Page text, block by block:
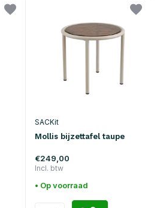
SACKit
Mollis bijzettafel taupe
€249,00
Incl. btw
• Op voorraad